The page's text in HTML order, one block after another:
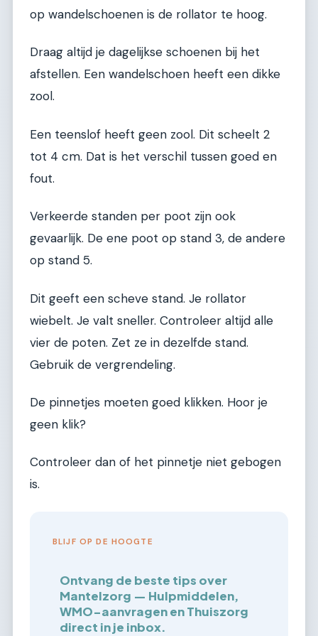
op wandelschoenen is de rollator te hoog.
Draag altijd je dagelijkse schoenen bij het
afstellen. Een wandelschoen heeft een dikke
zool.
Een teenslof heeft geen zool. Dit scheelt 2
tot 4 cm. Dat is het verschil tussen goed en
fout.
Verkeerde standen per poot zijn ook
gevaarlijk. De ene poot op stand 3, de andere
op stand 5.
Dit geeft een scheve stand. Je rollator
wiebelt. Je valt sneller. Controleer altijd alle
vier de poten. Zet ze in dezelfde stand.
Gebruik de vergrendeling.
De pinnetjes moeten goed klikken. Hoor je
geen klik?
Controleer dan of het pinnetje niet gebogen
is.
BLIJF OP DE HOOGTE
Ontvang de beste tips over
Mantelzorg — Hulpmiddelen,
WMO-aanvragen en Thuiszorg
direct in je inbox.